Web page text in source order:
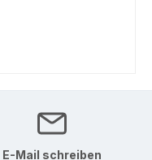
E-Mail schreiben